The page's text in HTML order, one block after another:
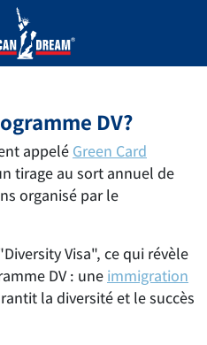
DV?
appelé Green Card
tirage au sort annuel de
organisé par le
Visa", ce qui révèle
DV : une immigration
la diversité et le succès